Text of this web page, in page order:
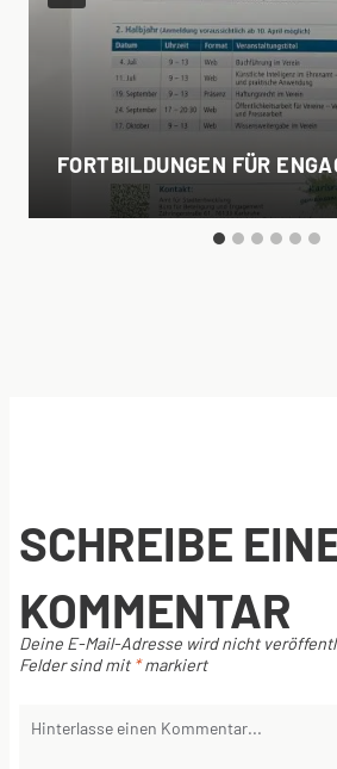
FORTBILDUNGEN FÜR
SCHREIBE
KOMMENTAR
Deine E-Mail-Adresse wird nicht
Felder sind mit *markiert